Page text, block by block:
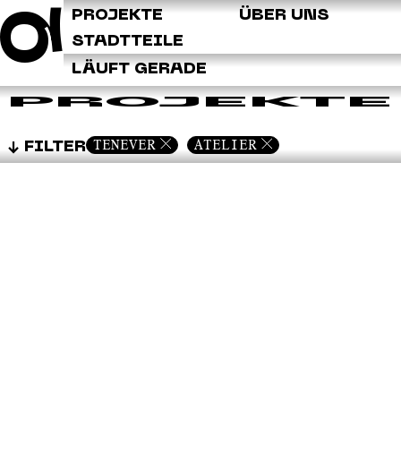
ÜBER UNS
PROJEKTE
STADTTEILE
LÄUFT GERADE
PROJEKTE
FILTER TENEVER ATELIER